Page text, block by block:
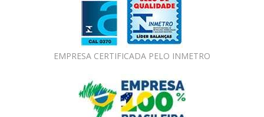
EMPRESA CERTIFICADA PELO INMETRO